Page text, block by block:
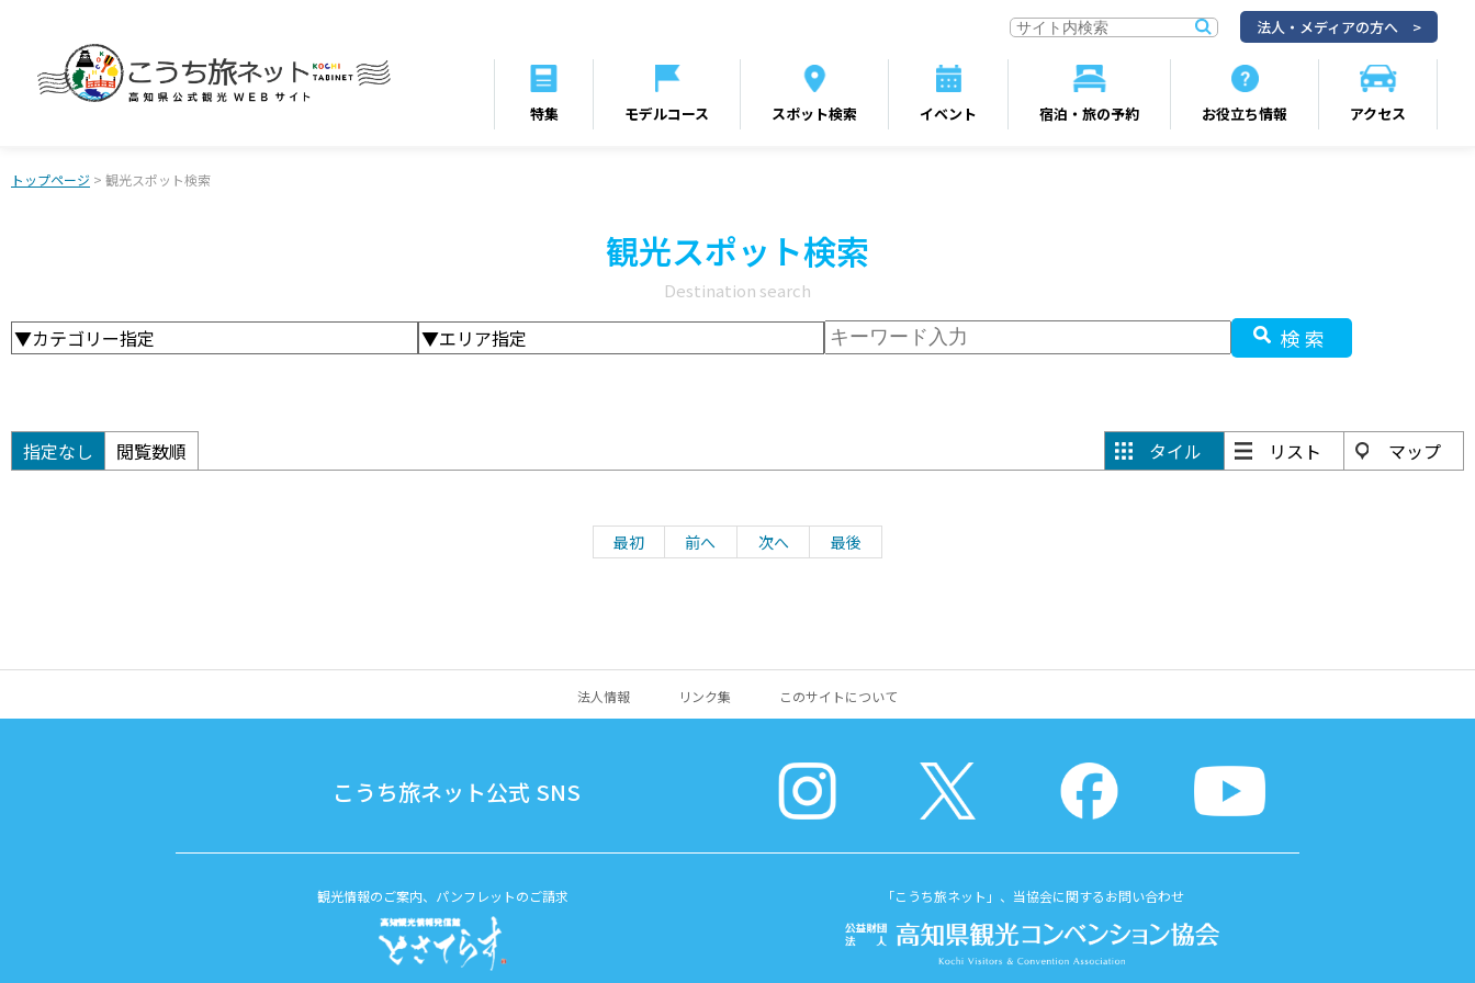
特集 モデルコース スポット検索 イベント 宿泊・旅の予約 お役立ち情報 アクセス
法人・メディアの方へ
トップページ > 観光スポット検索
観光スポット検索
Destination search
▼カテゴリー指定 ▼エリア指定 検索
指定なし 閲覧数順 タイル リスト マップ
最初 前へ 次へ 最後
法人情報 リンク集 このサイトについて
こうち旅ネット公式 SNS
観光情報のご案内、パンフレットのご請求 「こうち旅ネット」、当協会に関するお問い合わせ